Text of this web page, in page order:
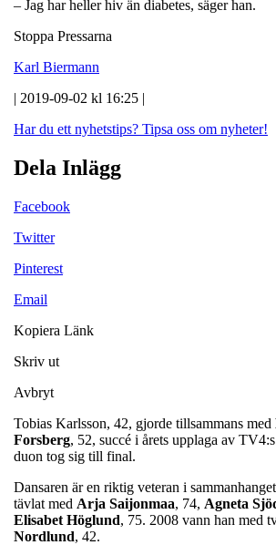
– Jag har heller hiv än diabetes, säger han.
Stoppa Pressarna
Karl Biermann
| 2019-09-02 kl 16:25 |
Har du ett nyhetstips? Tipsa oss om nyheter!
Dela Inlägg
Facebook
Twitter
Pinterest
Email
Kopiera Länk
Skriv ut
Avbryt
Tobias Karlsson, 42, gjorde tillsammans med
Forsberg, 52, succé i årets upplaga av
duon tog sig till final.
Dansaren är en riktig veteran i
tävlat med Arja Saijonmaa, 74, Agneta
Elisabet Höglund, 75. 2008 vann han med
Nordlund, 42.